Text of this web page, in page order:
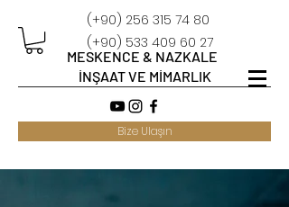
MESKENCE & NAZKALE
İNŞAAT VE MİMARLIK
(+90) 256 315 74 80
(+90) 533 409 60 27
Bize Ulaşın